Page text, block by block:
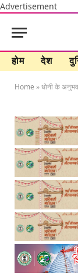
Advertisement
होम देश
Home »धोनी के अनुभव